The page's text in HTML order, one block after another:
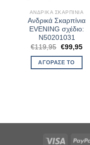
ΑΝΔΡΙΚΆ ΣΚΑΡΠΊΝΙΑ
Ανδρικά Σκαρπίνια
EVENING σχέδιο:
N50201031
€119,95 Original
price
was:
€119,95.
€99,95Η
ΑΓΌΡΑΣΈ ΤΟ